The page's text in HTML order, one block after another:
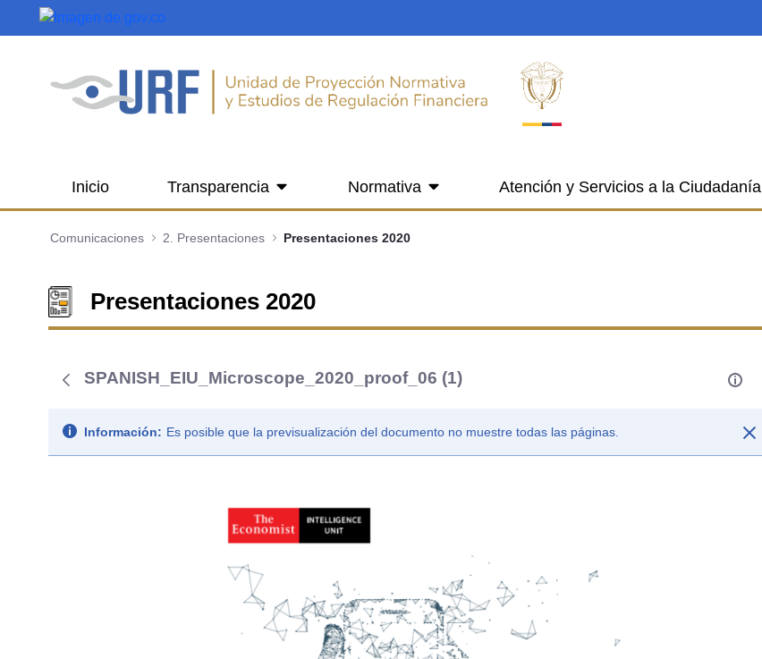
Saltar al contenido principal
Inicio Transparencia Normativa Atención y Servicios a la Ciudadanía
Comunicaciones 2. Presentaciones Presentaciones 2020
Presentaciones 2020
SPANISH_EIU_Microscope_2020_proof_06 (1)
Información: Es posible que la previsualización del documento no muestre todas las páginas.